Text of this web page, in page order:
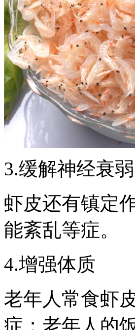
3.缓解神经衰弱
虾皮还有镇定
能紊乱等症。
4.增强体质
老年人常食虾
症；老年人的